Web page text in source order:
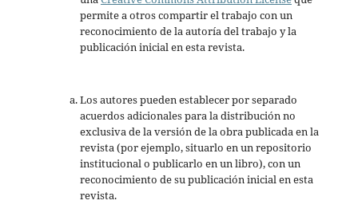
permite a otros compartir el trabajo con un
reconocimiento de la autoría del trabajo y la
publicación inicial en esta revista.
Los autores pueden establecer por separado
acuerdos adicionales para la distribución no
exclusiva de la versión de la obra publicada en la
revista (por ejemplo, situarlo en un repositorio
institucional o publicarlo en un libro), con un
reconocimiento de su publicación inicial en esta
revista.